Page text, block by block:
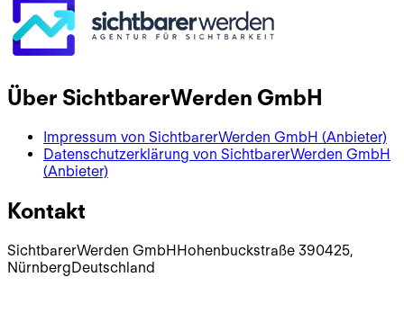
Über SichtbarerWerden GmbH
Impressum von SichtbarerWerden GmbH (Anbieter)
Datenschutzerklärung von SichtbarerWerden GmbH
(Anbieter)
Kontakt
SichtbarerWerden GmbHHohenbuckstraße 390425,
NürnbergDeutschland